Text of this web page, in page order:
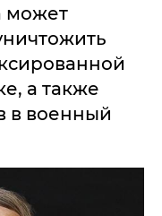
может
а также
в военный